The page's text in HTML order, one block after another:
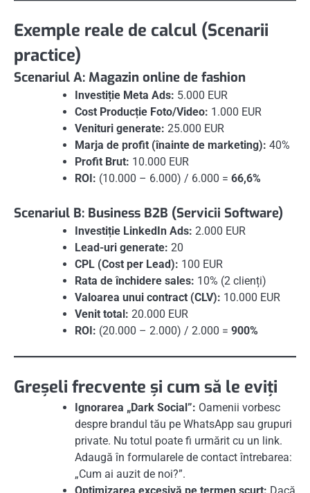
Exemple reale de calcul (Scenarii
practice)
Scenariul A: Magazin online de fashion
Investiție Meta Ads: 5.000 EUR
Cost Producție Foto/Video: 1.000 EUR
Venituri generate: 25.000 EUR
Marja de profit (înainte de marketing): 40%
Profit Brut: 10.000 EUR
ROI: (10.000 – 6.000) / 6.000 = 66,6%
Scenariul B: Business B2B (Servicii Software)
Investiție LinkedIn Ads: 2.000 EUR
Lead-uri generate: 20
CPL (Cost per Lead): 100 EUR
Rata de închidere sales: 10% (2 clienți)
Valoarea unui contract (CLV): 10.000 EUR
Venit total: 20.000 EUR
ROI: (20.000 – 2.000) / 2.000 = 900%
Greșeli frecvente și cum să le eviți
Ignorarea „Dark Social”: Oamenii vorbesc
despre brandul tău pe WhatsApp sau grupuri
private. Nu totul poate fi urmărit cu un link.
Adaugă în formularele de contact întrebarea:
„Cum ai auzit de noi?”.